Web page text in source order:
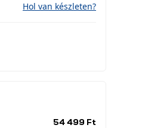
Hol van készleten?
időszak
54 499 Ft